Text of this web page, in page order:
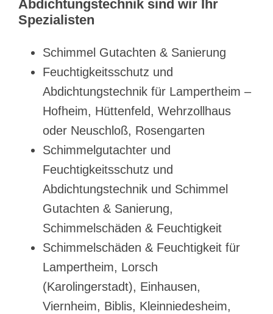
Abdichtungstechnik sind wir Ihr
Spezialisten
Schimmel Gutachten & Sanierung
Feuchtigkeitsschutz und
Abdichtungstechnik für Lampertheim –
Hofheim, Hüttenfeld, Wehrzollhaus
oder Neuschloß, Rosengarten
Schimmelgutachter und
Feuchtigkeitsschutz und
Abdichtungstechnik und Schimmel
Gutachten & Sanierung,
Schimmelschäden & Feuchtigkeit
Schimmelschäden & Feuchtigkeit für
Lampertheim, Lorsch
(Karolingerstadt), Einhausen,
Viernheim, Biblis, Kleinniedesheim,